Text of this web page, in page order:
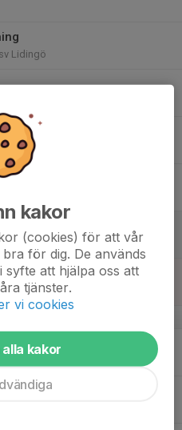
Lidingö
Lidingö
kakor
(cookies) för att vår
för dig. De används
att hjälpa oss att
tjänster.
vi cookies
kakor